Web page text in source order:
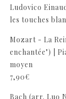
Ludovico
les touches
Mozart - La
enchantée") |
moyen
7,90€
Bach (arr. Luo